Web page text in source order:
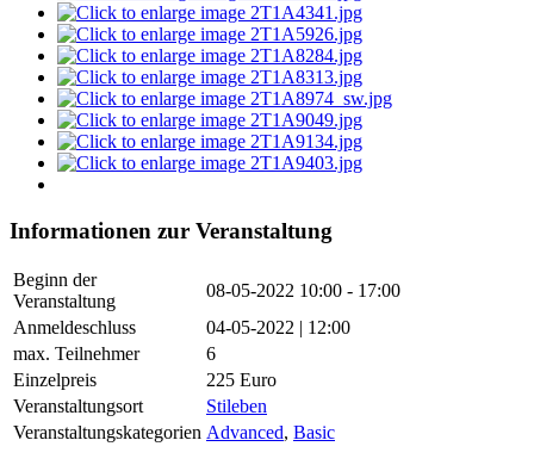
Informationen zur Veranstaltung
Beginn der
Veranstaltung
08-05-2022 10:00 - 17:00
Anmeldeschluss
04-05-2022 | 12:00
max. Teilnehmer
6
Einzelpreis
225 Euro
Veranstaltungsort
Stileben
Veranstaltungskategorien Advanced, Basic